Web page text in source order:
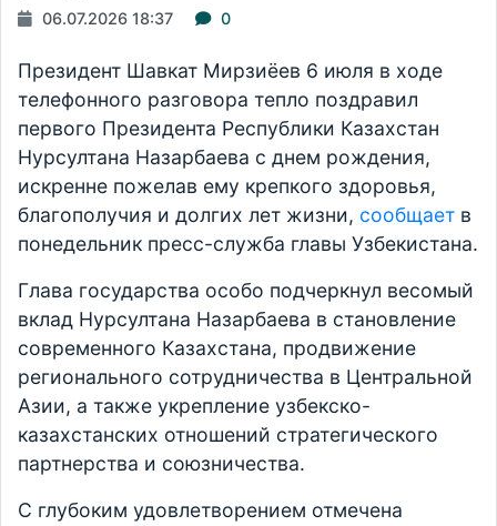
06.07.2026 18:37 0
Президент Шавкат Мирзиёев 6 июля в ходе
телефонного разговора тепло поздравил
первого Президента Республики Казахстан
Нурсултана Назарбаева с днем рождения,
искренне пожелав ему крепкого здоровья,
благополучия и долгих лет жизни, сообщает в
понедельник пресс-служба главы Узбекистана.
Глава государства особо подчеркнул весомый
вклад Нурсултана Назарбаева в становление
современного Казахстана, продвижение
регионального сотрудничества в Центральной
Азии, а также укрепление узбекско-
казахстанских отношений стратегического
партнерства и союзничества.
С глубоким удовлетворением отмечена